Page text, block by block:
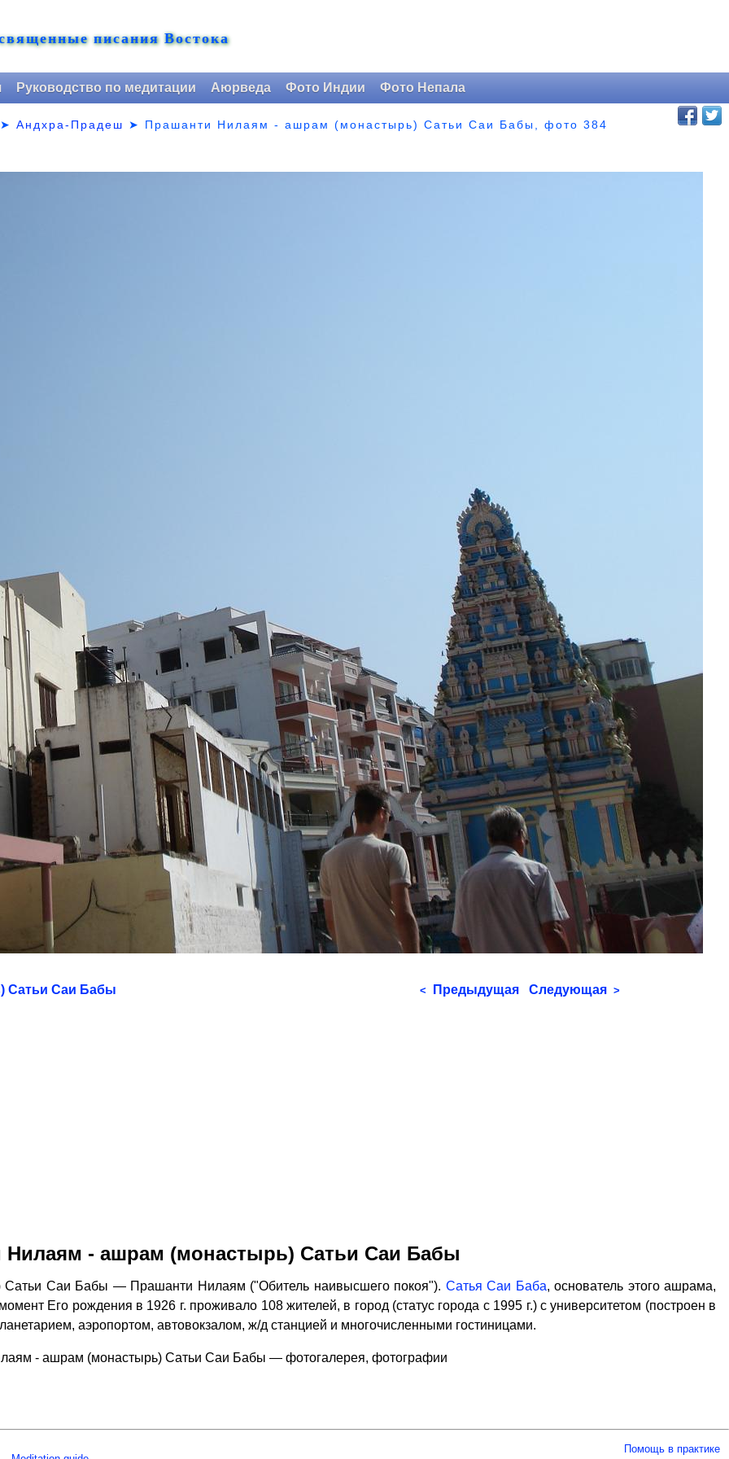
писания Востока
Руководство по медитации Аюрведа Фото Индии Фото Непала
Андхра-Прадеш ➤ Прашанти Нилаям - ашрам (монастырь) Сатьи Саи Бабы, фото 384
Сатьи Саи Бабы < Предыдущая Следующая >
Нилаям - ашрам (монастырь) Сатьи Саи Бабы
Саи Бабы — Прашанти Нилаям ("Обитель наивысшего покоя"). Сатья Саи Баба, основатель этого ашрама,
Его рождения в 1926 г. проживало 108 жителей, в город (статус города с 1995 г.) с университетом (построен в
аэропортом, автовокзалом, ж/д станцией и многочисленными гостиницами.
- ашрам (монастырь) Сатьи Саи Бабы — фотогалерея, фотографии
Помощь в практике